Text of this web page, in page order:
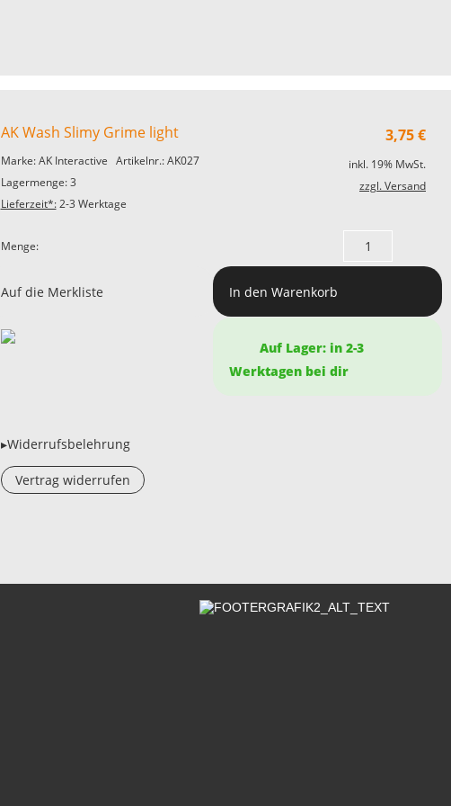
3,75€
AK Wash Slimy Grime light
Marke: AK Interactive Artikelnr.: AK027
Lagermenge: 3
Lieferzeit*:2-3 Werktage
inkl. 19% MwSt.
zzgl. Versand
Menge:
Auf die Merkliste In den Warenkorb
Auf Lager: in 2-3
Werktagen bei dir
▸Widerrufsbelehrung
Vertrag widerrufen